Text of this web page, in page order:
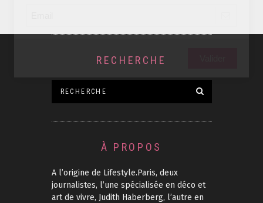
RECHERCHE
À PROPOS
A l’origine de Lifestyle.Paris, deux
journalistes, l’une spécialisée en déco et
art de vivre, Judith Haberberg, l’autre en